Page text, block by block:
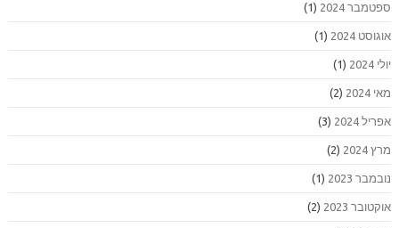
ספטמבר 2024 (1)
אוגוסט 2024 (1)
יולי 2024 (1)
מאי 2024 (2)
אפריל 2024 (3)
מרץ 2024 (2)
נובמבר 2023 (1)
אוקטובר 2023 (2)